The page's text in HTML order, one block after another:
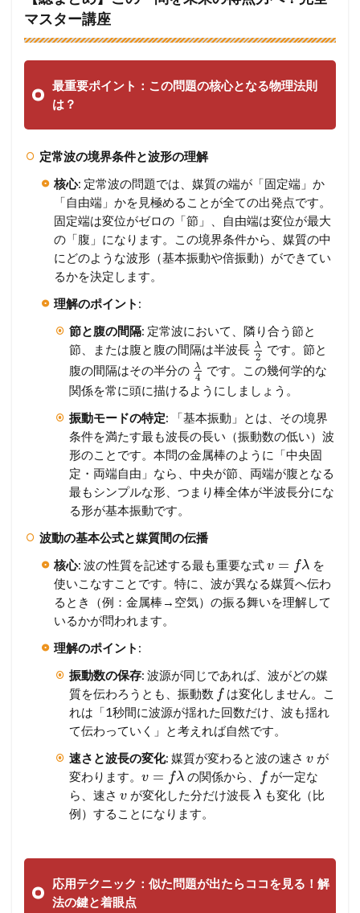
マスター講座
最重要ポイント：この問題の核心となる物理法則
は？
定常波の境界条件と波形の理解
核心: 定常波の問題では、媒質の端が「固定端」か
「自由端」かを見極めることが全ての出発点です。
固定端は変位がゼロの「節」、自由端は変位が最大
の「腹」になります。この境界条件から、媒質の中
にどのような波形（基本振動や倍振動）ができてい
るかを決定します。
理解のポイント :
節と腹の間隔: 定常波において、隣り合う節と
節、または腹と腹の間隔は半波長 λ
2
です。節と
腹の間隔はその半分の λ
4
です。この幾何学的な
関係を常に頭に描けるようにしましょう。
振動モードの特定: 「基本振動」とは、その境界
条件を満たす最も波長の長い（振動数の低い）波
形のことです。本問の金属棒のように「中央固
定・両端自由」なら、中央が節、両端が腹となる
最もシンプルな形、つまり棒全体が半波長分にな
る形が基本振動です。
波動の基本公式と媒質間の伝播
核心: 波の性質を記述する最も重要な式v = fλ を
使いこなすことです。特に、波が異なる媒質へ伝わ
るとき（例：金属棒→空気）の振る舞いを理解して
いるかが問われます。
理解のポイント :
振動数の保存: 波源が同じであれば、波がどの媒
質を伝わろうとも、振動数 f は変化しません。こ
れは「1秒間に波源が揺れた回数だけ、波も揺れ
て伝わっていく」と考えれば自然です。
速さと波長の変化: 媒質が変わると波の速さv が
変わります。v = fλ の関係から、 f が一定な
ら、速さv が変化した分だけ波長 λ も変化（比
例）することになります。
応用テクニック：似た問題が出たらココを見る！解
法の鍵と着眼点